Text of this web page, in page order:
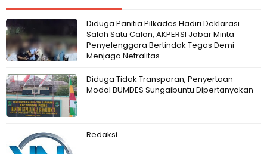
Diduga Panitia Pilkades Hadiri Deklarasi
Salah Satu Calon, AKPERSI Jabar Minta
Penyelenggara Bertindak Tegas Demi
Menjaga Netralitas
Diduga Tidak Transparan, Penyertaan
Modal BUMDES Sungaibuntu Dipertanyakan
Redaksi